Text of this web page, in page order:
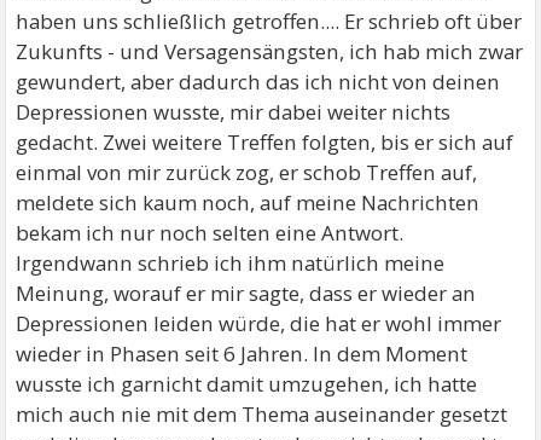
haben uns schließlich getroffen.... Er schrieb oft über
Zukunfts - und Versagensängsten, ich hab mich zwar
gewundert, aber dadurch das ich nicht von deinen
Depressionen wusste, mir dabei weiter nichts
gedacht. Zwei weitere Treffen folgten, bis er sich auf
einmal von mir zurück zog, er schob Treffen auf,
meldete sich kaum noch, auf meine Nachrichten
bekam ich nur noch selten eine Antwort.
Irgendwann schrieb ich ihm natürlich meine
Meinung, worauf er mir sagte, dass er wieder an
Depressionen leiden würde, die hat er wohl immer
wieder in Phasen seit 6 Jahren. In dem Moment
wusste ich garnicht damit umzugehen, ich hatte
mich auch nie mit dem Thema auseinander gesetzt